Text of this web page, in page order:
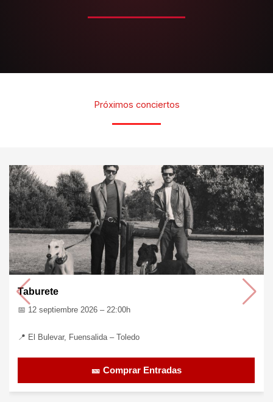
Próximos conciertos
Taburete
📅 12 septiembre 2026 – 22:00h
📍 El Bulevar, Fuensalida – Toledo
🎫 Comprar Entradas